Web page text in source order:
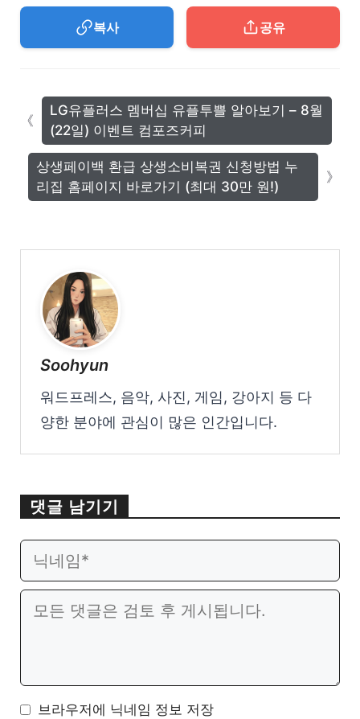
복사 공유
상생페이백 환급 상생소비복권 신청방법 누
리집 홈페이지 바로가기 (최대 30만 원!)
LG유플러스 멤버십 유플투쁠 알아보기 – 8월
(22일) 이벤트 컴포즈커피
Soohyun
워드프레스, 음악, 사진, 게임, 강아지 등 다
양한 분야에 관심이 많은 인간입니다.
댓글 남기기
댓
이
일
웹
이
브라우저에 닉네임 정보 저장